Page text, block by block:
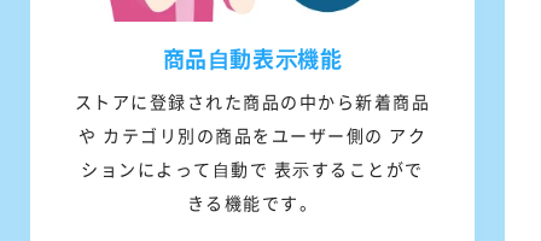
商品⾃動表⽰機能
ストアに登録された商品の中から新着商品
や カテゴリ別の商品をユーザー側の アク
ションによって⾃動で 表⽰することがで
きる機能です。